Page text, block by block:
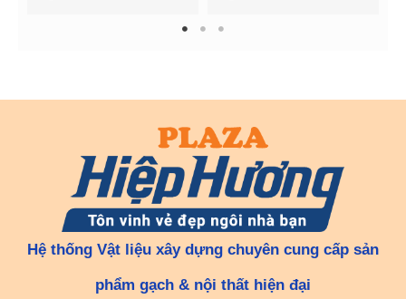
1 2 3
Hệ thống Vật liệu xây dựng chuyên cung cấp sản
phẩm gạch & nội thất hiện đại